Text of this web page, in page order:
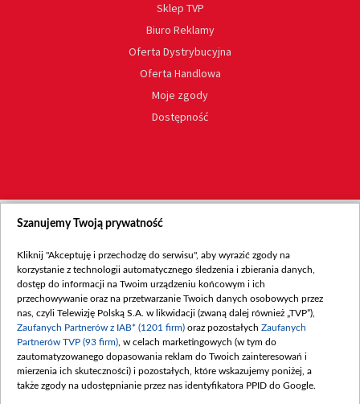
Sklep TVP
Biuro Reklamy
Oferta Dystrybucyjna
Oferta Handlowa
Moje zgody
Dostępność
Szanujemy Twoją prywatność
Kliknij "Akceptuję i przechodzę do serwisu", aby wyrazić zgody na
korzystanie z technologii automatycznego śledzenia i zbierania danych,
dostęp do informacji na Twoim urządzeniu końcowym i ich
przechowywanie oraz na przetwarzanie Twoich danych osobowych przez
nas, czyli Telewizję Polską S.A. w likwidacji (zwaną dalej również „TVP”),
Zaufanych Partnerów z IAB* (1201 firm) oraz pozostałych Zaufanych
Partnerów TVP (93 firm) , w celach marketingowych (w tym do
zautomatyzowanego dopasowania reklam do Twoich zainteresowań i
mierzenia ich skuteczności) i pozostałych, które wskazujemy poniżej, a
także zgody na udostępnianie przez nas identyfikatora PPID do Google.